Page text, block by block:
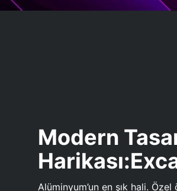
Modern
Alüminyum’un en şık hali. Özel